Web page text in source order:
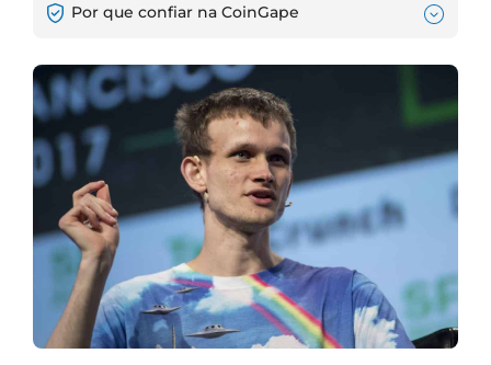
Por que confiar na CoinGape